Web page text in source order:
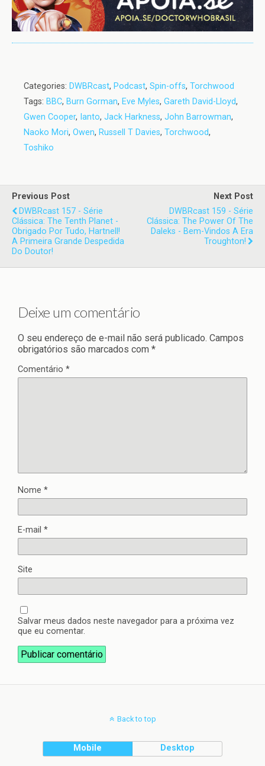
Categories: DWBRcast, Podcast, Spin-offs, Torchwood
Tags: BBC, Burn Gorman, Eve Myles, Gareth David-Lloyd,
Gwen Cooper, Ianto, Jack Harkness, John Barrowman,
Naoko Mori, Owen, Russell T Davies, Torchwood,
Toshiko
Previous Post
DWBRcast 157 - Série
Clássica: The Tenth Planet -
Obrigado Por Tudo, Hartnell!
A Primeira Grande Despedida
Do Doutor!
Next Post
DWBRcast 159 - Série
Clássica: The Power Of The
Daleks - Bem-Vindos A Era
Troughton!
Deixe um comentário
O seu endereço de e-mail não será publicado. Campos
obrigatórios são marcados com *
Comentário *
Nome *
E-mail *
Site
Salvar meus dados neste navegador para a próxima vez
que eu comentar.
Back to top
Mobile Desktop